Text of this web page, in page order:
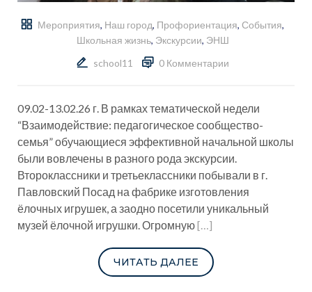
Мероприятия, Наш город, Профориентация, События,
Школьная жизнь, Экскурсии, ЭНШ
school11
0 Комментарии
09.02-13.02.26 г. В рамках тематической недели
“Взаимодействие: педагогическое сообщество-
семья” обучающиеся эффективной начальной школы
были вовлечены в разного рода экскурсии.
Второклассники и третьеклассники побывали в г.
Павловский Посад на фабрике изготовления
ёлочных игрушек, а заодно посетили уникальный
музей ёлочной игрушки. Огромную[…]
ЧИТАТЬ ДАЛЕЕ